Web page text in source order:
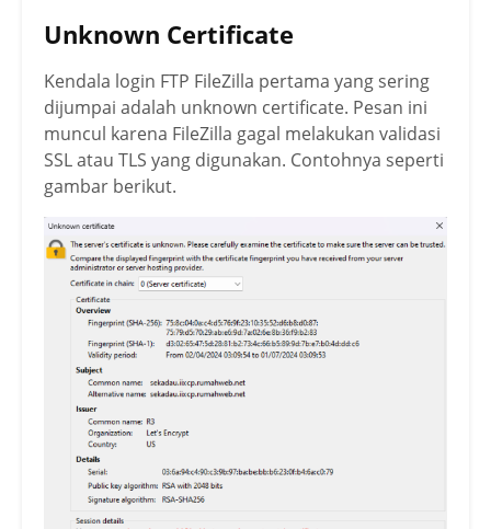
Unknown Certificate
Kendala login FTP FileZilla pertama yang sering
dijumpai adalah unknown certificate. Pesan ini
muncul karena FileZilla gagal melakukan validasi
SSL atau TLS yang digunakan. Contohnya seperti
gambar berikut.